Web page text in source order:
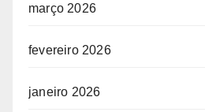
março 2026
fevereiro 2026
janeiro 2026